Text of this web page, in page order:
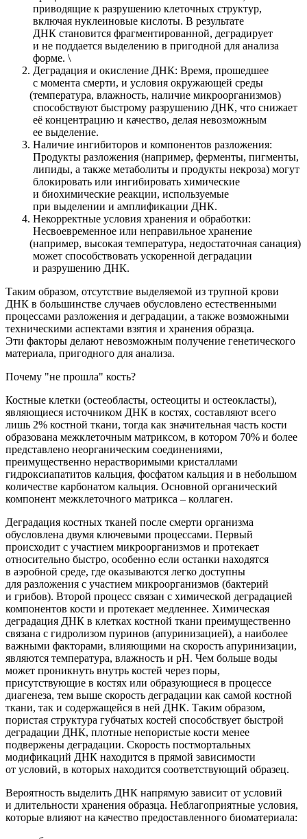
приводящие к разрушению клеточных структур,
включая нуклеиновые кислоты. В результате
ДНК становится фрагментированной, деградирует
и не поддается выделению в пригодной для анализа
форме. \
Деградация и окисление ДНК: Время, прошедшее
с момента смерти, и условия окружающей среды
(температура, влажность, наличие микроорганизмов)
способствуют быстрому разрушению ДНК, что снижает
её концентрацию и качество, делая невозможным
ее выделение.
Наличие ингибиторов и компонентов разложения:
Продукты разложения (например, ферменты, пигменты,
липиды, а также метаболиты и продукты некроза) могут
блокировать или ингибировать химические
и биохимические реакции, используемые
при выделении и амплификации ДНК.
Некорректные условия хранения и обработки:
Несвоевременное или неправильное хранение
(например, высокая температура, недостаточная санация)
может способствовать ускоренной деградации
и разрушению ДНК.
Таким образом, отсутствие выделяемой из трупной крови
ДНК в большинстве случаев обусловлено естественными
процессами разложения и деградации, а также возможными
техническими аспектами взятия и хранения образца.
Эти факторы делают невозможным получение генетического
материала, пригодного для анализа.
Почему "не прошла" кость?
Костные клетки (остеобласты, остеоциты и остеокласты),
являющиеся источником ДНК в костях, составляют всего
лишь 2% костной ткани, тогда как значительная часть кости
образована межклеточным матриксом, в котором 70% и более
представлено неорганическим соединениями,
преимущественно нерастворимыми кристаллами
гидроксиапатитов кальция, фосфатом кальция и в небольшом
количестве карбонатом кальция. Основной органический
компонент межклеточного матрикса – коллаген.
Деградация костных тканей после смерти организма
обусловлена двумя ключевыми процессами. Первый
происходит с участием микроорганизмов и протекает
относительно быстро, особенно если останки находятся
в аэробной среде, где оказываются легко доступны
для разложения с участием микроорганизмов (бактерий
и грибов). Второй процесс связан с химической деградацией
компонентов кости и протекает медленнее. Химическая
деградация ДНК в клетках костной ткани преимущественно
связана с гидролизом пуринов (апуринизацией), а наиболее
важными факторами, влияющими на скорость апуринизации,
являются температура, влажность и рН. Чем больше воды
может проникнуть внутрь костей через поры,
присутствующие в костях или образующиеся в процессе
диагенеза, тем выше скорость деградации как самой костной
ткани, так и содержащейся в ней ДНК. Таким образом,
пористая структура губчатых костей способствует быстрой
деградации ДНК, плотные непористые кости менее
подвержены деградации. Скорость постмортальных
модификаций ДНК находится в прямой зависимости
от условий, в которых находится соответствующий образец.
Вероятность выделить ДНК напрямую зависит от условий
и длительности хранения образца. Неблагоприятные условия,
которые влияют на качество предоставленного биоматериала: